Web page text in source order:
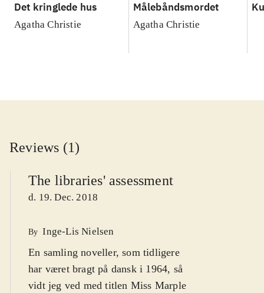
Det kringlede hus
Agatha Christie
Målebåndsmordet
Agatha Christie
Reviews (1)
The libraries' assessment
d. 19. Dec. 2018
By Inge-Lis Nielsen
En samling noveller, som tidligere
har været bragt på dansk i 1964, så
vidt jeg ved med titlen Miss Marple